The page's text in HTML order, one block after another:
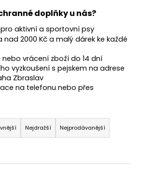
doplňky u nás?
aktivní a sportovní psy
2000 Kč a malý dárek ke každé
vrácení zboží do 14 dní
vyzkoušení s pejskem na adrese
Zbraslav
na telefonu nebo přes
Nejdražší Nejprodávanější